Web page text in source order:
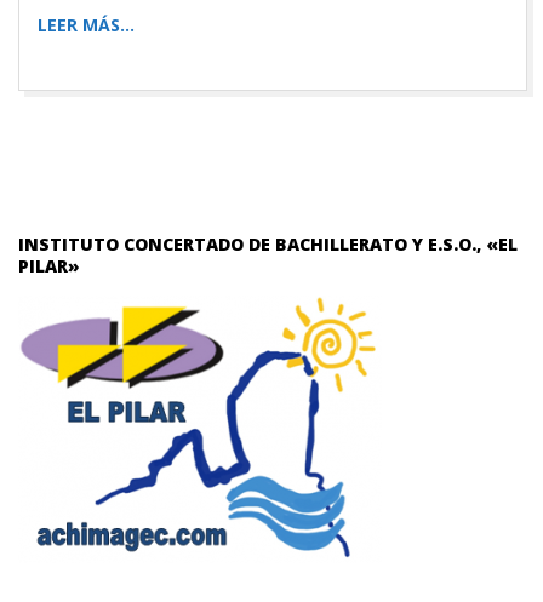
LEER MÁS…
INSTITUTO CONCERTADO DE BACHILLERATO Y E.S.O., «EL
PILAR»